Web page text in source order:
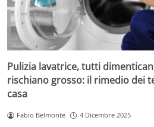
Pulizia lavatrice, tutti
rischiano grosso: il rimedio dei
casa
Fabio Belmonte 4 Dicembre 2025